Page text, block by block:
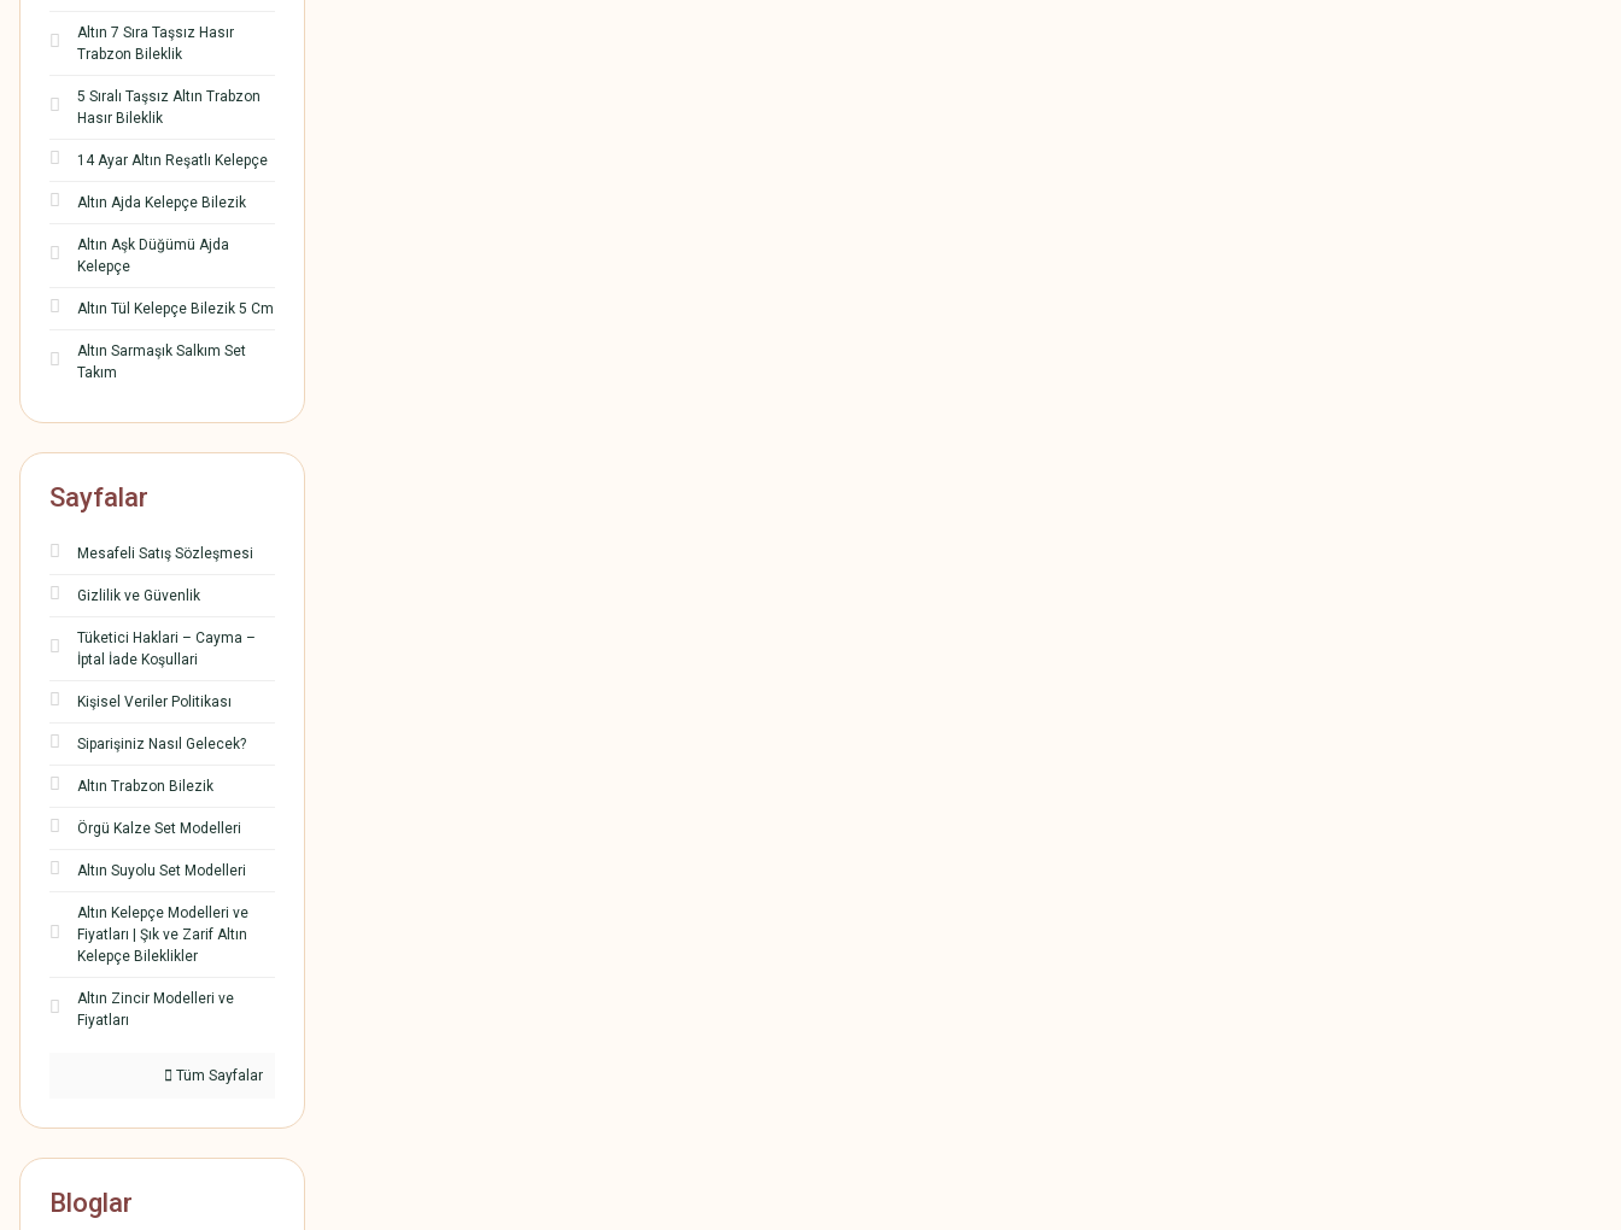
Altın 7 Sıra Taşsız Hasır
Trabzon Bileklik
5 Sıralı Taşsız Altın Trabzon
Hasır Bileklik
14 Ayar Altın Reşatlı Kelepçe
Altın Ajda Kelepçe Bilezik
Altın Aşk Düğümü Ajda
Kelepçe
Altın Tül Kelepçe Bilezik 5 Cm
Altın Sarmaşık Salkım Set
Takım
Sayfalar
Mesafeli Satış Sözleşmesi
Gizlilik ve Güvenlik
Tüketici Haklari – Cayma –
İptal İade Koşullari
Kişisel Veriler Politikası
Siparişiniz Nasıl Gelecek?
Altın Trabzon Bilezik
Örgü Kalze Set Modelleri
Altın Suyolu Set Modelleri
Altın Kelepçe Modelleri ve
Fiyatları | Şık ve Zarif Altın
Kelepçe Bileklikler
Altın Zincir Modelleri ve
Fiyatları
Tüm Sayfalar
Bloglar